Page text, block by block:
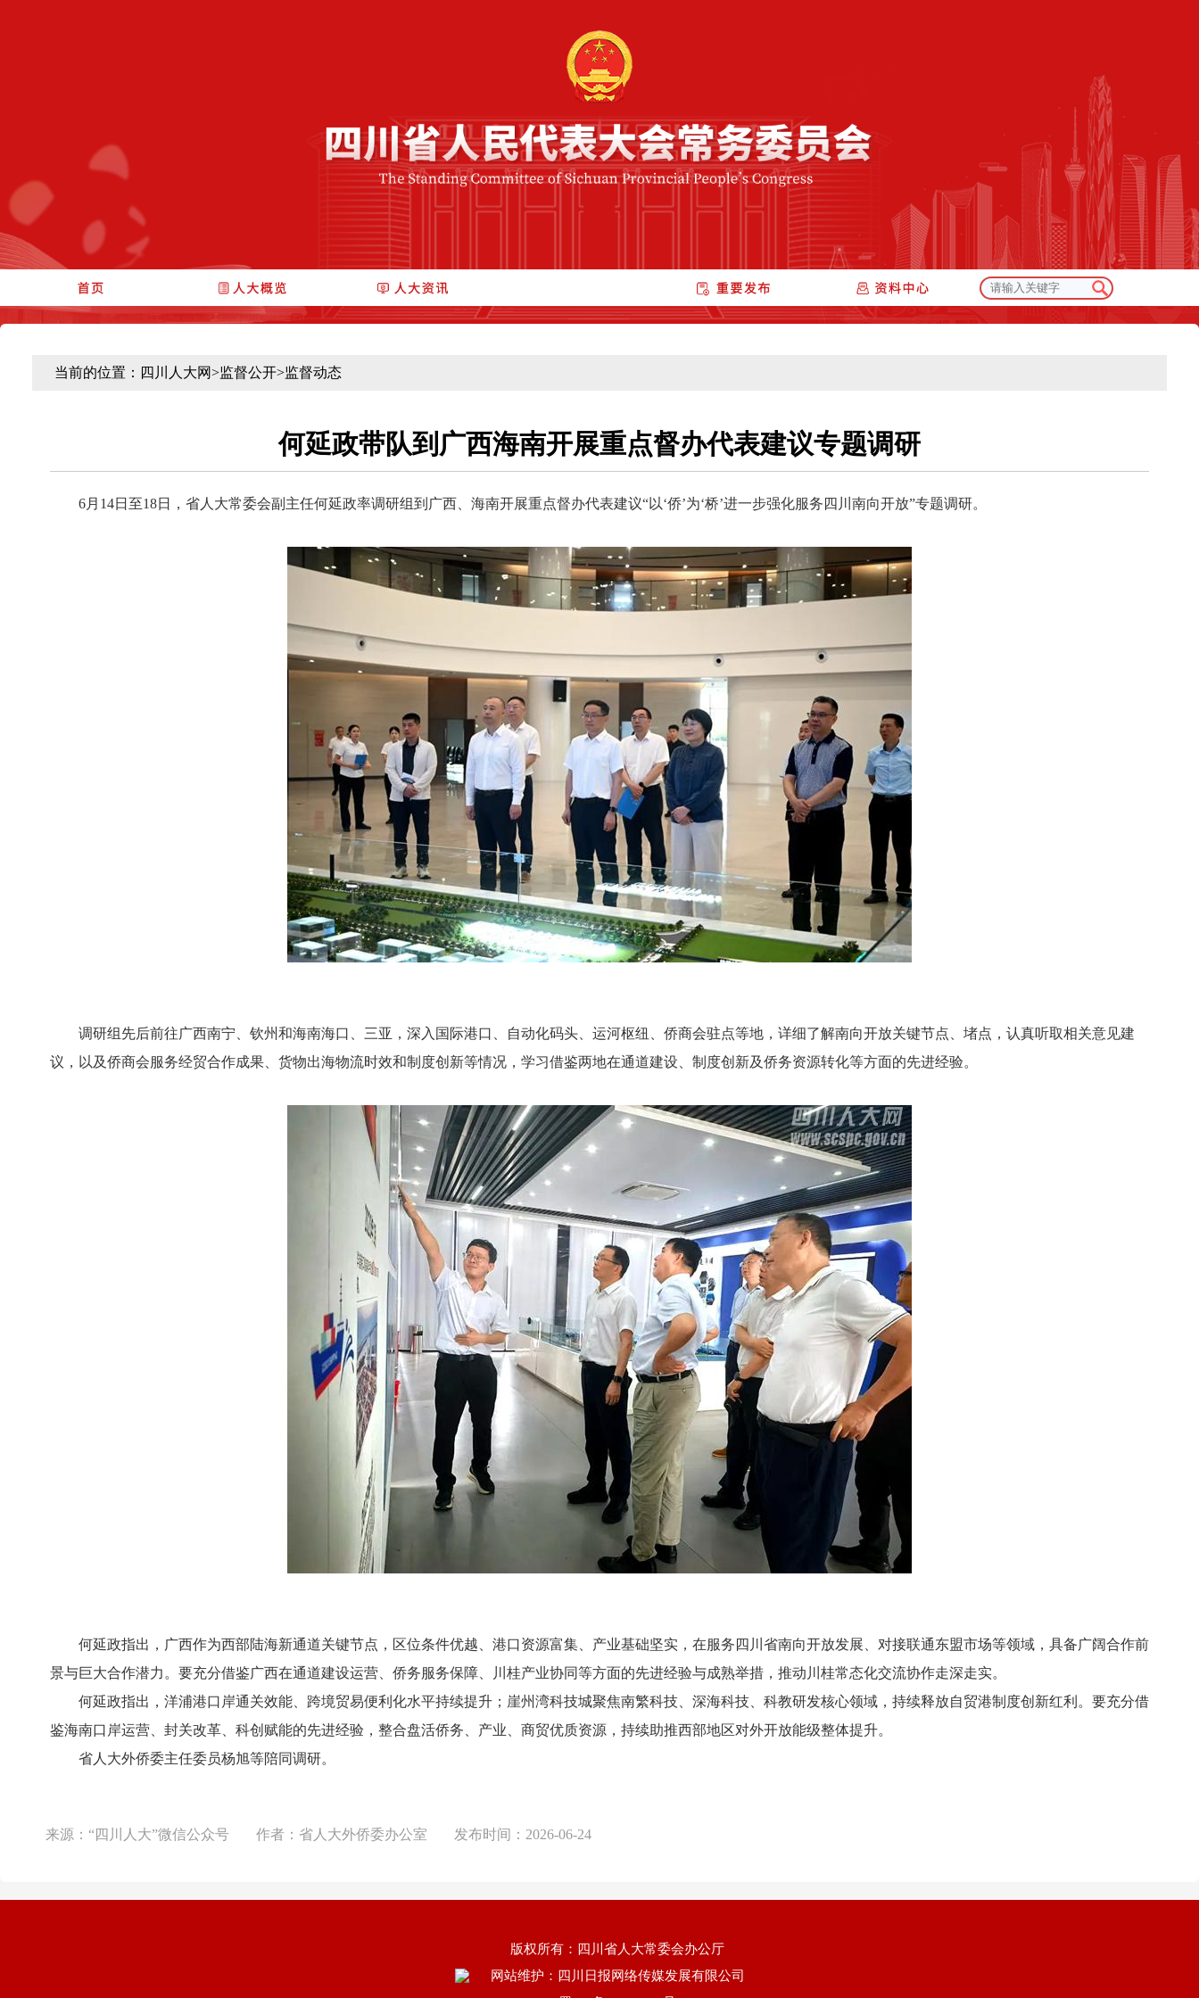
当前的位置： 四川人大网>监督公开>监督动态
何延政带队到广西海南开展重点督办代表建议专题调研
6月14日至18日，省人大常委会副主任何延政率调研组到广西、海南开展重点督办代表建议“以‘侨’为‘桥’进一步强化服务四川南向开放”专题调研。
调研组先后前往广西南宁、钦州和海南海口、三亚，深入国际港口、自动化码头、运河枢纽、侨商会驻点等地，详细了解南向开放关键节点、堵点，认真听取相关意见建
议，以及侨商会服务经贸合作成果、货物出海物流时效和制度创新等情况，学习借鉴两地在通道建设、制度创新及侨务资源转化等方面的先进经验。
何延政指出，广西作为西部陆海新通道关键节点，区位条件优越、港口资源富集、产业基础坚实，在服务四川省南向开放发展、对接联通东盟市场等领域，具备广阔合作前
景与巨大合作潜力。要充分借鉴广西在通道建设运营、侨务服务保障、川桂产业协同等方面的先进经验与成熟举措，推动川桂常态化交流协作走深走实。
何延政指出，洋浦港口岸通关效能、跨境贸易便利化水平持续提升；崖州湾科技城聚焦南繁科技、深海科技、科教研发核心领域，持续释放自贸港制度创新红利。要充分借
鉴海南口岸运营、封关改革、科创赋能的先进经验，整合盘活侨务、产业、商贸优质资源，持续助推西部地区对外开放能级整体提升。
省人大外侨委主任委员杨旭等陪同调研。
来源： “四川人大”微信公众号 作者： 省人大外侨委办公室 发布时间： 2026-06-24
版权所有：四川省人大常委会办公厅
网站维护：四川日报网络传媒发展有限公司